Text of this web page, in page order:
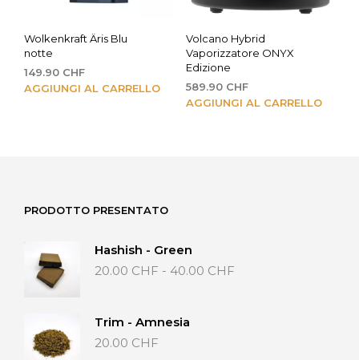
Wolkenkraft Äris Blu
notte
149.90 CHF
AGGIUNGI AL CARRELLO
Volcano Hybrid
Vaporizzatore ONYX
Edizione
589.90 CHF
AGGIUNGI AL CARRELLO
PRODOTTO PRESENTATO
Hashish - Green
20.00 CHF - 40.00 CHF
Trim - Amnesia
20.00 CHF